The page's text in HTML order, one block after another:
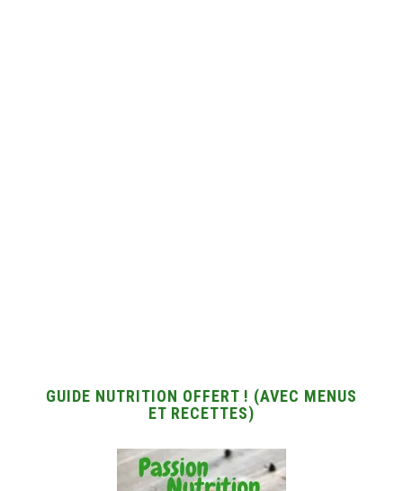
GUIDE NUTRITION OFFERT ! (AVEC MENUS
ET RECETTES)